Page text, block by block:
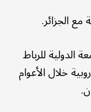
الجزائر.
للرباط
خلال الأعوام